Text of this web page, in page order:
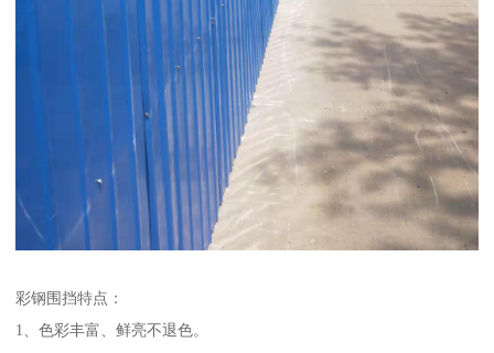
彩钢围挡特点：
1、色彩丰富、鲜亮不退色。